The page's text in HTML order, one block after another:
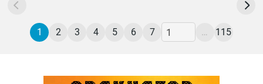
1 2 3 4 5 6 7 … 115